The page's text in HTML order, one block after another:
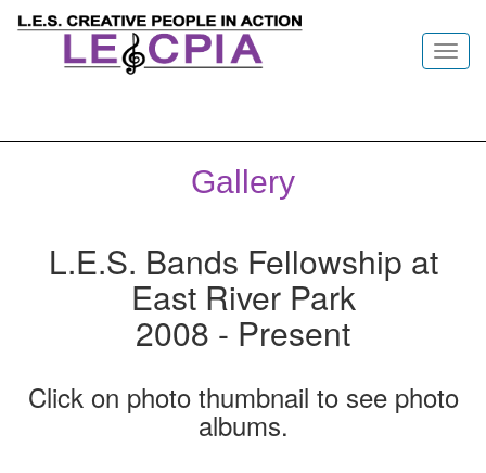
Gallery
L.E.S. Bands Fellowship at
East River Park
2008 - Present
Click on photo thumbnail to see photo
albums.